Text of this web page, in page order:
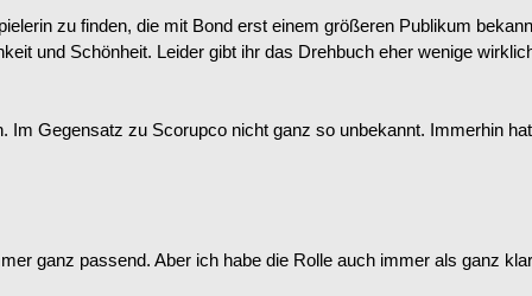
zu finden, die mit Bond erst einem größeren Publikum
und Schönheit. Leider gibt ihr das Drehbuch eher wenige
Gegensatz zu Scorupco nicht ganz so unbekannt. Immerhin
ganz passend. Aber ich habe die Rolle auch immer als ganz